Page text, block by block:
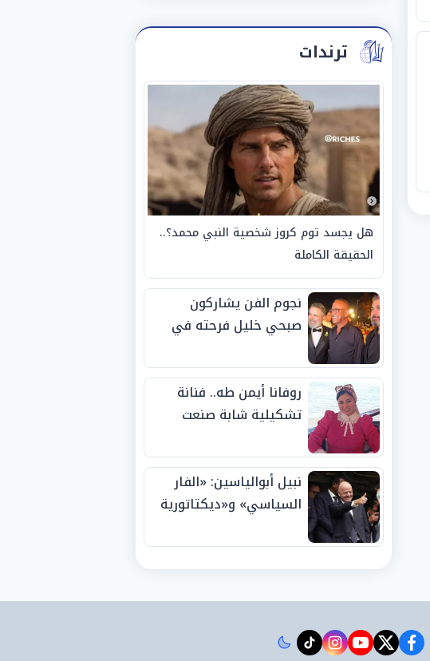
ترندات
هل يجسد توم كروز شخصية النبي محمد؟..
الحقيقة الكاملة
نجوم الفن يشاركون
صبحي خليل فرحته في
روفانا أيمن طه.. فنانة
تشكيلية شابة صنعت
الجوائز منذ الصغر
نبيل أبوالياسين: «الفار
السياسي» و«ديكتاتورية
الفيفا».. وإقالة
facebook
twitter
youtube
instagram
tiktok